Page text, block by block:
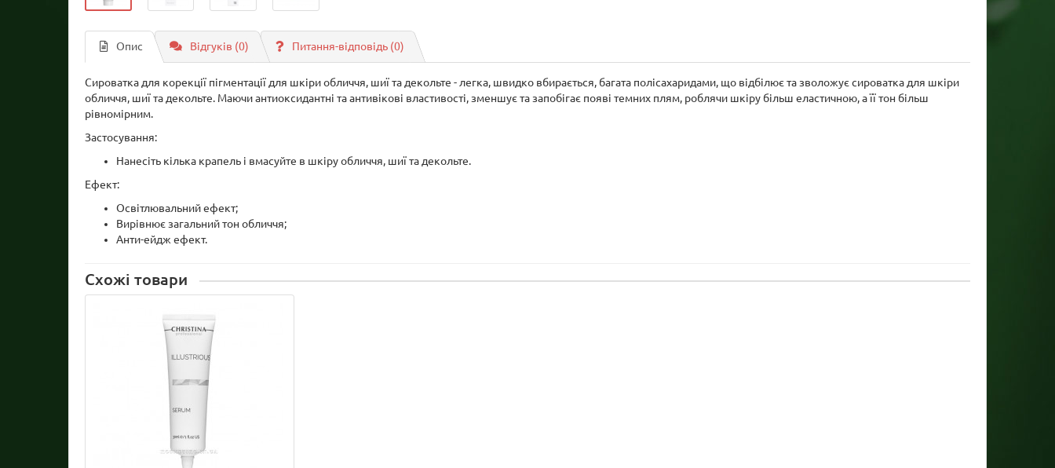
Опис Відгуків (0) Питання-відповідь (0)
Сироватка для корекції пігментації для шкіри обличчя, шиї та декольте - легка, швидко вбирається, багата полісахаридами, що відбілює та зволожує сироватка для шкіри
обличчя, шиї та декольте. Маючи антиоксидантні та антивікові властивості, зменшує та запобігає появі темних плям, роблячи шкіру більш еластичною, а її тон більш
рівномірним.
Застосування:
Нанесіть кілька крапель і вмасуйте в шкіру обличчя, шиї та декольте.
Ефект:
Освітлювальний ефект;
Вирівнює загальний тон обличчя;
Анти-ейдж ефект.
Схожі товари